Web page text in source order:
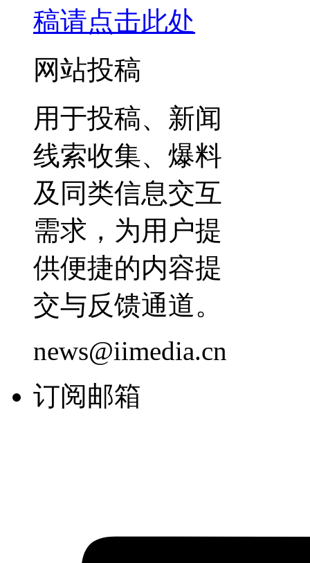
稿请点击此处
网站投稿
用于投稿、新闻
线索收集、爆料
及同类信息交互
需求，为用户提
供便捷的内容提
交与反馈通道。
news@iimedia.cn
订阅邮箱